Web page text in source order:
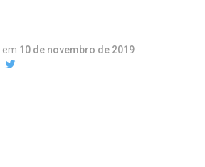
em 10 de novembro de 2019